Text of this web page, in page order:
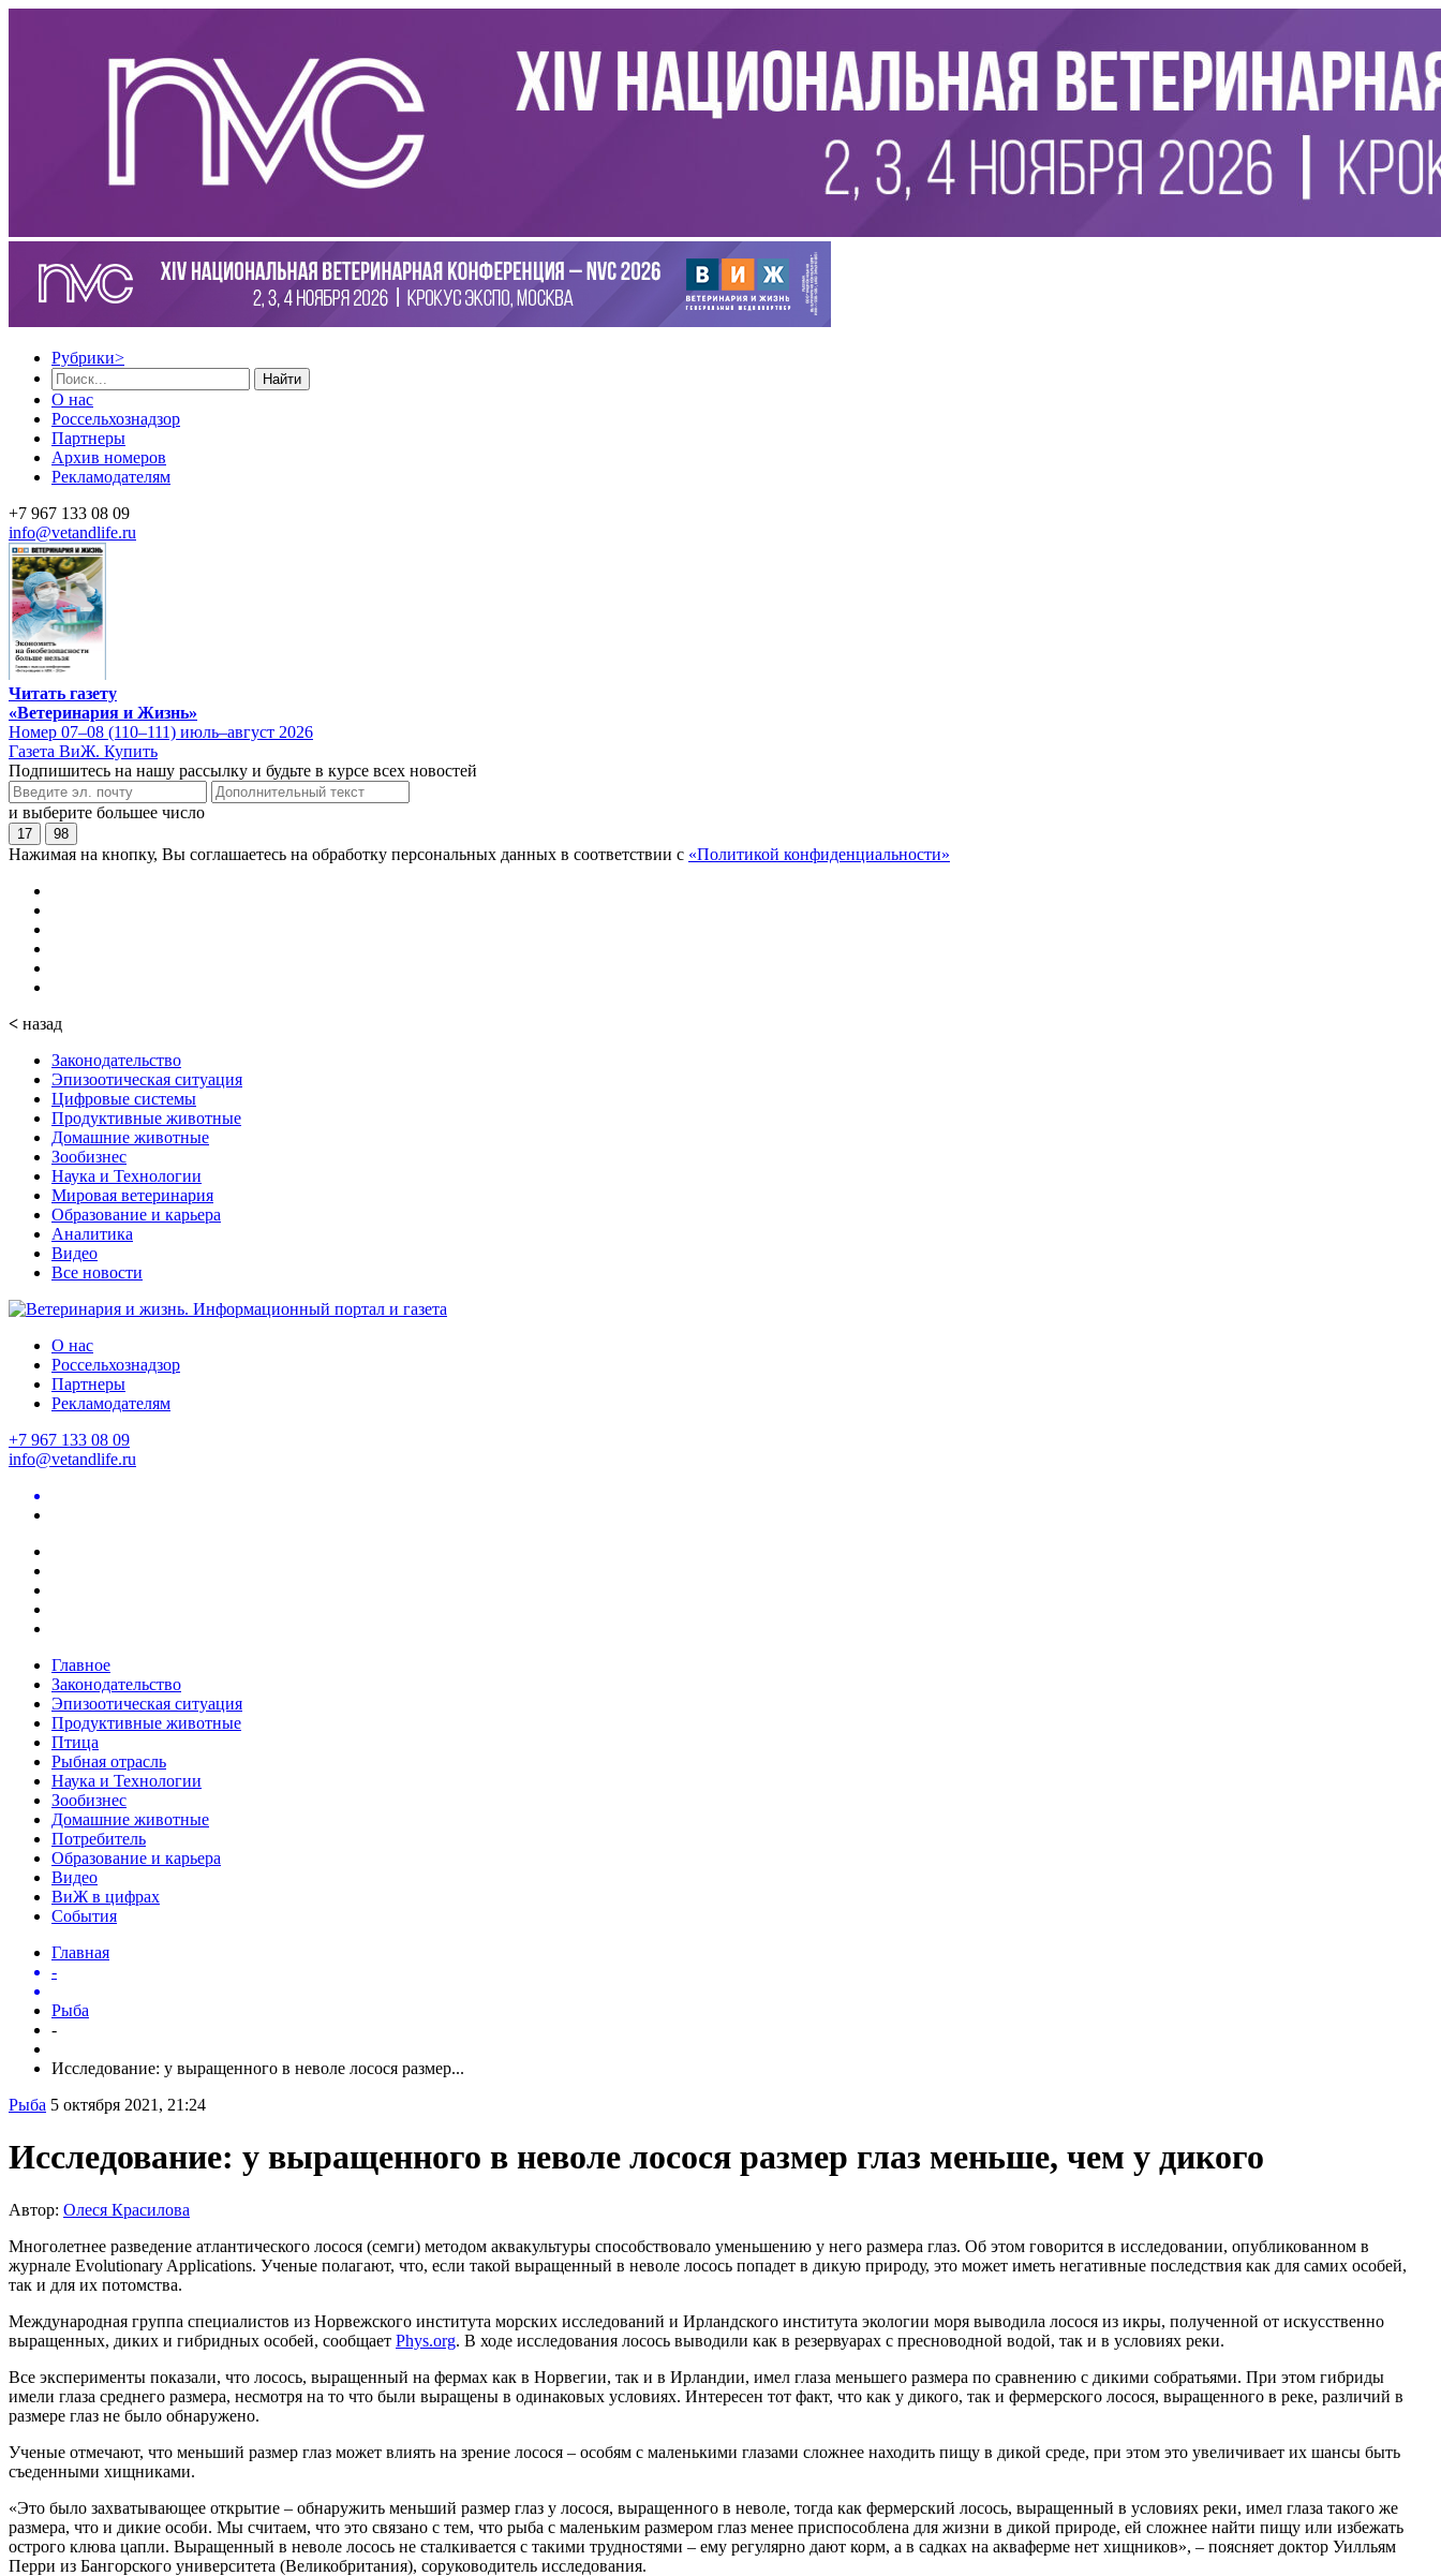
Рубрики>
Найти
О нас
Россельхознадзор
Партнеры
Архив номеров
Рекламодателям
+7 967 133 08 09
info@vetandlife.ru
Читать газету
«Ветеринария и Жизнь»
Номер 07–08 (110–111) июль–август 2026
Газета ВиЖ. Купить
Подпишитесь на нашу рассылку и будьте в курсе всех новостей
и выберите большее число
17 98
Нажимая на кнопку, Вы соглашаетесь на обработку персональных данных в соответствии с «Политикой конфиденциальности»
< назад
Законодательство
Эпизоотическая ситуация
Цифровые системы
Продуктивные животные
Домашние животные
Зообизнес
Наука и Технологии
Мировая ветеринария
Образование и карьера
Аналитика
Видео
Все новости
О нас
Россельхознадзор
Партнеры
Рекламодателям
+7 967 133 08 09
info@vetandlife.ru
Главное
Законодательство
Эпизоотическая ситуация
Продуктивные животные
Птица
Рыбная отрасль
Наука и Технологии
Зообизнес
Домашние животные
Потребитель
Образование и карьера
Видео
ВиЖ в цифрах
События
Главная
-
Рыба
-
Исследование: у выращенного в неволе лосося размер...
Рыба 5 октября 2021, 21:24
Исследование: у выращенного в неволе лосося размер глаз меньше, чем у дикого
Автор: Олеся Красилова
Многолетнее разведение атлантического лосося (семги) методом аквакультуры способствовало уменьшению у него размера глаз. Об этом говорится в исследовании, опубликованном в
журнале Evolutionary Applications. Ученые полагают, что, если такой выращенный в неволе лосось попадет в дикую природу, это может иметь негативные последствия как для самих особей,
так и для их потомства.
Международная группа специалистов из Норвежского института морских исследований и Ирландского института экологии моря выводила лосося из икры, полученной от искусственно
выращенных, диких и гибридных особей, сообщает Phys.org. В ходе исследования лосось выводили как в резервуарах с пресноводной водой, так и в условиях реки.
Все эксперименты показали, что лосось, выращенный на фермах как в Норвегии, так и в Ирландии, имел глаза меньшего размера по сравнению с дикими собратьями. При этом гибриды
имели глаза среднего размера, несмотря на то что были выращены в одинаковых условиях. Интересен тот факт, что как у дикого, так и фермерского лосося, выращенного в реке, различий в
размере глаз не было обнаружено.
Ученые отмечают, что меньший размер глаз может влиять на зрение лосося – особям с маленькими глазами сложнее находить пищу в дикой среде, при этом это увеличивает их шансы быть
съеденными хищниками.
«Это было захватывающее открытие – обнаружить меньший размер глаз у лосося, выращенного в неволе, тогда как фермерский лосось, выращенный в условиях реки, имел глаза такого же
размера, что и дикие особи. Мы считаем, что это связано с тем, что рыба с маленьким размером глаз менее приспособлена для жизни в дикой природе, ей сложнее найти пищу или избежать
острого клюва цапли. Выращенный в неволе лосось не сталкивается с такими трудностями – ему регулярно дают корм, а в садках на акваферме нет хищников», – поясняет доктор Уилльям
Перри из Бангорского университета (Великобритания), соруководитель исследования.